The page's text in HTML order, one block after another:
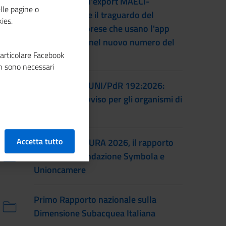
Unioncamere e il traguardo del
numero di imprese che usano l'app
Impresa Italia nel nuovo numero del
magazine
Certificazione UNI/PdR 192:2026:
pubblicato l'avviso per gli organismi di
IO SONO CULTURA 2026, il rapporto
annuale di Fondazione Symbola e
Unioncamere
Primo Rapporto nazionale sulla
Dimensione Subacquea Italiana
pagine o
Facebook
sono necessari
Accetta tutto